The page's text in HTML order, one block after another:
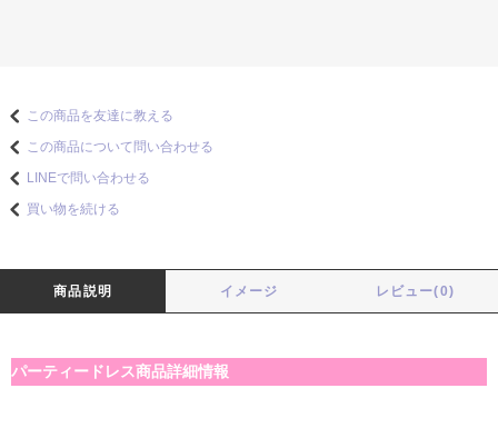
この商品を友達に教える
この商品について問い合わせる
LINEで問い合わせる
買い物を続ける
商品説明 イメージ レビュー(0)
パーティードレス商品詳細情報